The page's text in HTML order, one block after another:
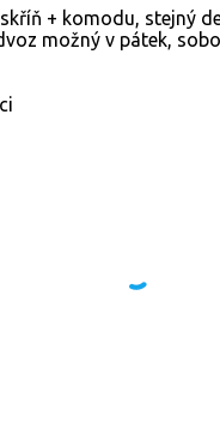
+ komodu, stejný
možný v pátek,